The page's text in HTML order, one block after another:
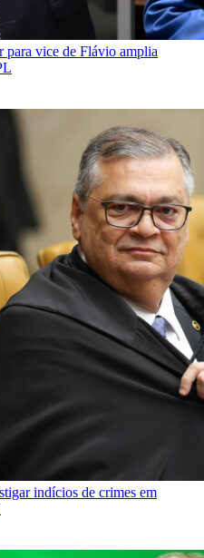
para vice de Flávio amplia
indícios de crimes em